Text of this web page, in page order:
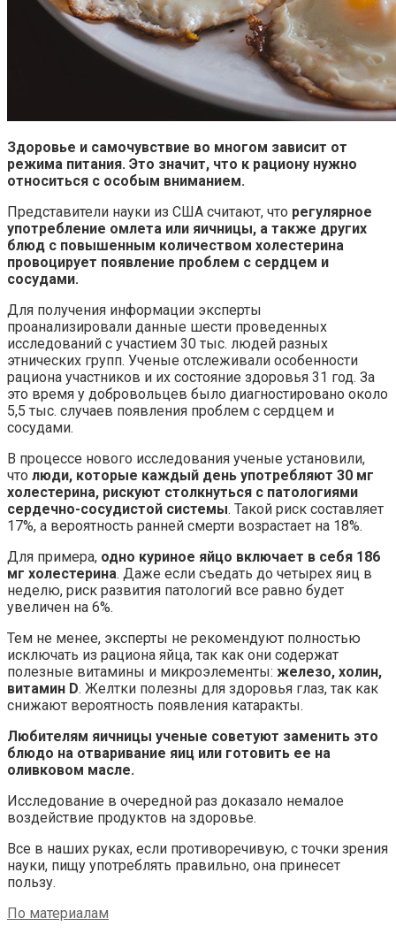
Здоровье и самочувствие во многом зависит от
режима питания. Это значит, что к рациону нужно
относиться с особым вниманием.
Представители науки из США считают, что регулярное
употребление омлета или яичницы, а также других
блюд с повышенным количеством холестерина
провоцирует появление проблем с сердцем и
сосудами.
Для получения информации эксперты
проанализировали данные шести проведенных
исследований с участием 30 тыс. людей разных
этнических групп. Ученые отслеживали особенности
рациона участников и их состояние здоровья 31 год. За
это время у добровольцев было диагностировано около
5,5 тыс. случаев появления проблем с сердцем и
сосудами.
В процессе нового исследования ученые установили,
что люди, которые каждый день употребляют 30 мг
холестерина, рискуют столкнуться с патологиями
сердечно-сосудистой системы. Такой риск составляет
17%, а вероятность ранней смерти возрастает на 18%.
Для примера, одно куриное яйцо включает в себя 186
мг холестерина. Даже если съедать до четырех яиц в
неделю, риск развития патологий все равно будет
увеличен на 6%.
Тем не менее, эксперты не рекомендуют полностью
исключать из рациона яйца, так как они содержат
полезные витамины и микроэлементы: железо, холин,
витамин D. Желтки полезны для здоровья глаз, так как
снижают вероятность появления катаракты.
Любителям яичницы ученые советуют заменить это
блюдо на отваривание яиц или готовить ее на
оливковом масле.
Исследование в очередной раз доказало немалое
воздействие продуктов на здоровье.
Все в наших руках, если противоречивую, с точки зрения
науки, пищу употреблять правильно, она принесет
пользу.
По материалам